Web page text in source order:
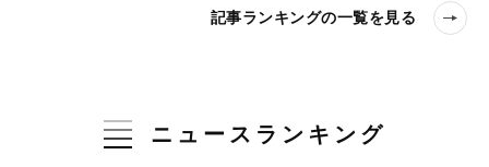
記事ランキングの一覧を見る
ニュースランキング